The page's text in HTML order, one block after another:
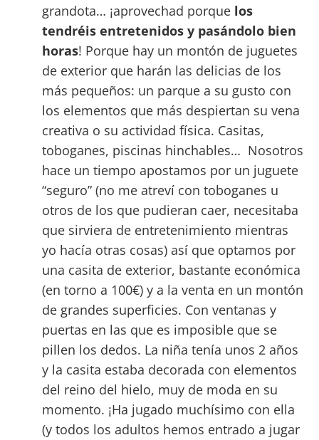
grandota… ¡aprovechad porque los
tendréis entretenidos y pasándolo bien
horas! Porque hay un montón de juguetes
de exterior que harán las delicias de los
más pequeños: un parque a su gusto con
los elementos que más despiertan su vena
creativa o su actividad física. Casitas,
toboganes, piscinas hinchables… Nosotros
hace un tiempo apostamos por un juguete
“seguro” (no me atreví con toboganes u
otros de los que pudieran caer, necesitaba
que sirviera de entretenimiento mientras
yo hacía otras cosas) así que optamos por
una casita de exterior, bastante económica
(en torno a 100€) y a la venta en un montón
de grandes superficies. Con ventanas y
puertas en las que es imposible que se
pillen los dedos. La niña tenía unos 2 años
y la casita estaba decorada con elementos
del reino del hielo, muy de moda en su
momento. ¡Ha jugado muchísimo con ella
(y todos los adultos hemos entrado a jugar